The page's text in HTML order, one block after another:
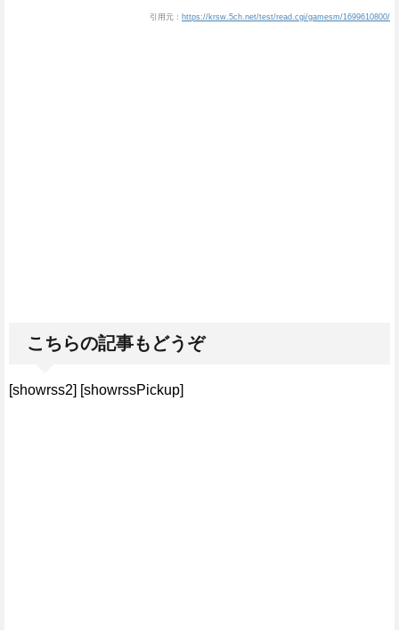
引用元： https://krsw.5ch.net/test/read.cgi/gamesm/1699610800/
こちらの記事もどうぞ
[showrss2] [showrssPickup]